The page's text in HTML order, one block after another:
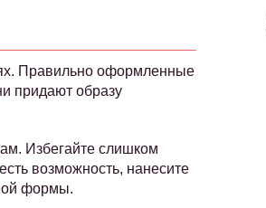
Правильно оформленные
придают образу
Избегайте слишком
возможность, нанесите
формы.